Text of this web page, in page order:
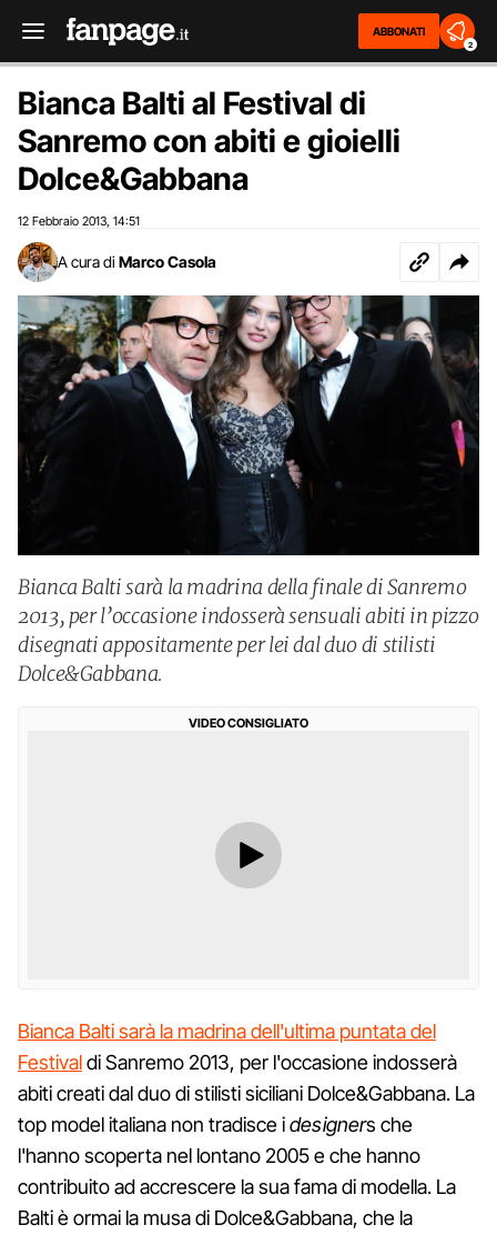
ABBONATI
2
Bianca Balti al Festival di
Sanremo con abiti e gioielli
Dolce&Gabbana
12 Febbraio 2013 14:51
A cura di Marco Casola
Bianca Balti sarà la madrina della finale di Sanremo
2013, per l’occasione indosserà sensuali abiti in pizzo
disegnati appositamente per lei dal duo di stilisti
Dolce&Gabbana.
VIDEO CONSIGLIATO
Bianca Balti sarà la madrina dell'ultima puntata del
Festivaldi Sanremo 2013, per l'occasione indosserà
abiti creati dal duo di stilisti siciliani Dolce&Gabbana. La
top model italiana non tradisce idesigners che
l'hanno scoperta nel lontano 2005 e che hanno
contribuito ad accrescere la sua fama di modella. La
Balti è ormai la musa di Dolce&Gabbana, che la